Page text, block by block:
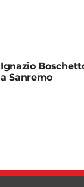
Ignazio
a Sanremo